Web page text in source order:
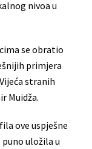
nivoa u
se obratio
primjera
stranih
Muidža.
ove uspješne
uložila u